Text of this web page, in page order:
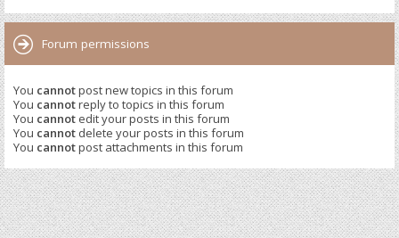
Forum permissions
You cannotpost new topics in this forum
You cannotreply to topics in this forum
You cannot edit your posts in this forum
You cannot delete your posts in this forum
You cannotpost attachments in this forum